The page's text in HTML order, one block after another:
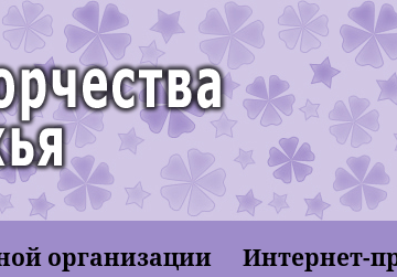
организации Интернет-